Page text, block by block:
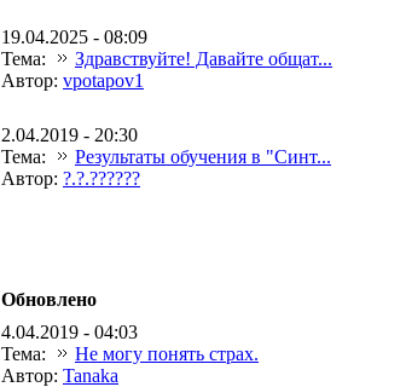
19.04.2025 - 08:09
Тема:
Здравствуйте! Давайте общат...
Автор: vpotapov1
2.04.2019 - 20:30
Тема:
Результаты обучения в "Синт...
Автор: ?.?.??????
Обновлено
4.04.2019 - 04:03
Тема:
Не могу понять страх.
Автор: Tanaka